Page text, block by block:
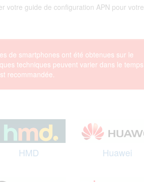
votre guide de configuration APN pour votre
de smartphones ont été obtenues sur le
techniques peuvent varier dans le temps
recommandée.
HMD Huawei